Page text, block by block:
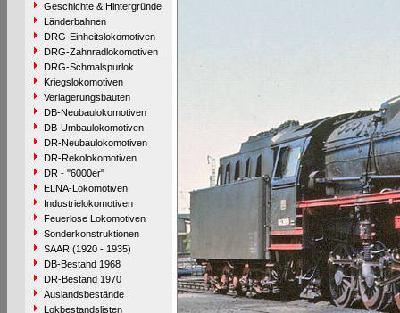
Geschichte & Hintergründe
Länderbahnen
DRG-Einheitslokomotiven
DRG-Zahnradlokomotiven
DRG-Schmalspurlok.
Kriegslokomotiven
Verlagerungsbauten
DB-Neubaulokomotiven
DB-Umbaulokomotiven
DR-Neubaulokomotiven
DR-Rekolokomotiven
DR - "6000er"
ELNA-Lokomotiven
Industrielokomotiven
Feuerlose Lokomotiven
Sonderkonstruktionen
SAAR (1920 - 1935)
DB-Bestand 1968
DR-Bestand 1970
Auslandsbestände
Lokbestandslisten